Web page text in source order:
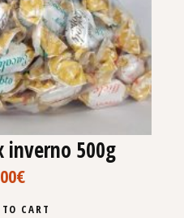
inverno 500g
€
CART